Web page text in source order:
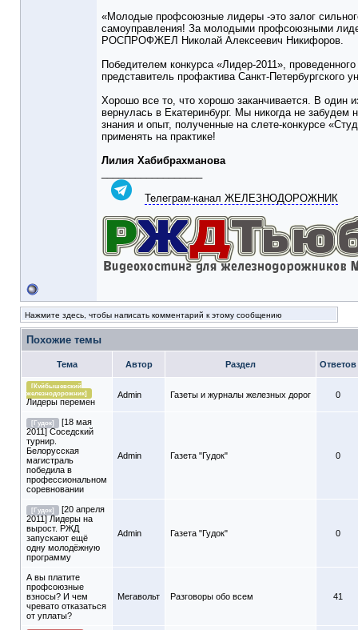
«Молодые профсоюзные лидеры -это залог
самоуправления! За молодыми профсоюзными
РОСПРОФЖЕЛ Николай Алексеевич Никифоров.
Победителем конкурса «Лидер-2011»,
представитель профактива Санкт-Петербургского
Хорошо все то, что хорошо заканчивается. В один
вернулась в Екатеринбург. Мы никогда не
знания и опыт, полученные на слете-конкурсе
применять на практике!
Лилия Хабибрахманова
Телеграм-канал ЖЕЛЕЗНОДОРОЖНИК
Нажмите здесь, чтобы написать комментарий к этому сообщению
Похожие темы
Тема Автор Раздел Ответов
[Куйбышевский
железнодорожник]
Лидеры перемен
Admin Газеты и журналы железных дорог 0
[Гудок]
[18 мая
2011] Соседский
турнир.
Белорусская
магистраль
победила в
профессиональном
соревновании
Admin Газета "Гудок" 0
[Гудок]
[20 апреля
2011] Лидеры на
вырост. РЖД
запускают ещё
одну молодёжную
программу
Admin Газета "Гудок" 0
А вы платите
профсоюзные
взносы? И чем
чревато отказаться
от уплаты?
Мегавольт Разговоры обо всем 41